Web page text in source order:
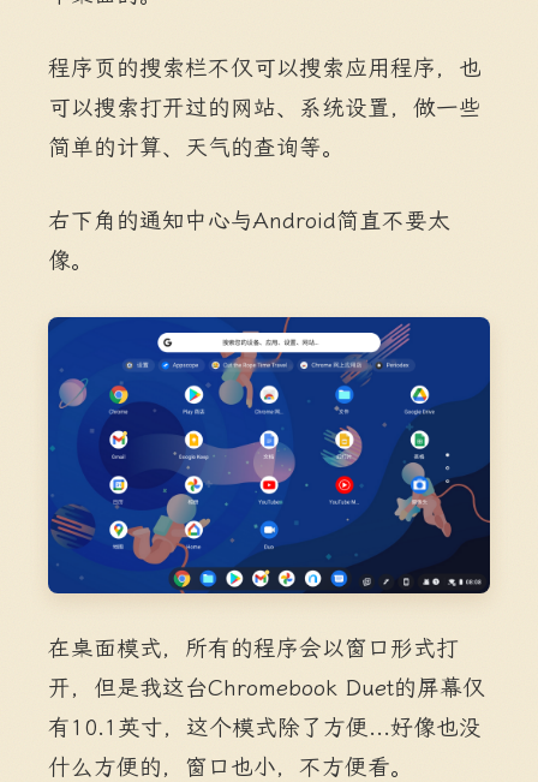
程序页的搜索栏不仅可以搜索应用程序，也
可以搜索打开过的网站、系统设置，做一些
简单的计算、天气的查询等。
右下角的通知中心与Android简直不要太
像。
在桌面模式，所有的程序会以窗口形式打
开，但是我这台Chromebook Duet的屏幕仅
有10.1英寸，这个模式除了方便...好像也没
什么方便的，窗口也小，不方便看。